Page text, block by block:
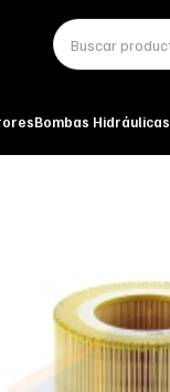
Bombas Hidráulicas